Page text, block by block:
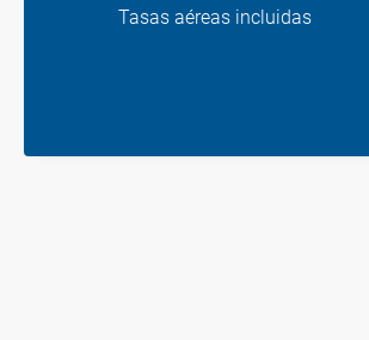
Tasas aéreas incluidas